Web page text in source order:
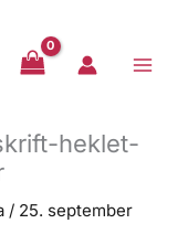
heklet-
/ 25. september